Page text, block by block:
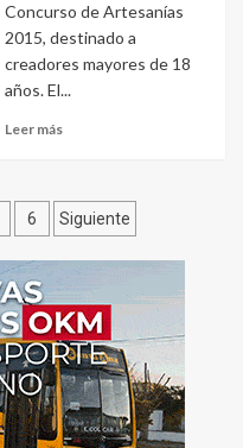
Concurso de Artesanías
2015, destinado a
creadores mayores de 18
años. El...
Leer más
6 Siguiente